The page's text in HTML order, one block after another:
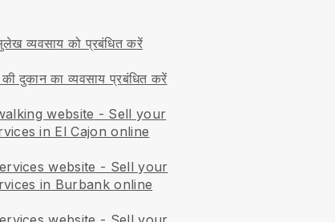
व्यवसाय को प्रबंधित करें
दुकान का व्यवसाय प्रबंधित करें
website - Sell your
in El Cajon online
website - Sell your
in Burbank online